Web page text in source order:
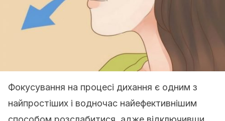
Фокусування на процесі дихання є одним з
найпростіших і водночас найефективнішим